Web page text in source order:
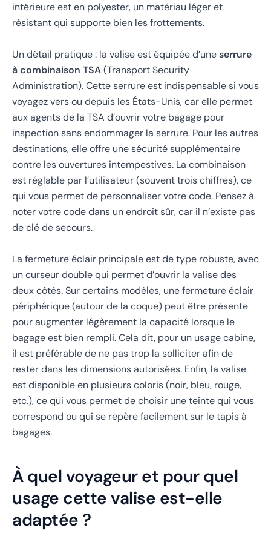
intérieure est en polyester, un matériau léger et
résistant qui supporte bien les frottements.
Un détail pratique : la valise est équipée d’uneserrure
à combinaison TSA(Transport Security
Administration). Cette serrure est indispensable si vous
voyagez vers ou depuis les États-Unis, car elle permet
aux agents de la TSA d’ouvrir votre bagage pour
inspection sans endommager la serrure. Pour les autres
destinations, elle offre une sécurité supplémentaire
contre les ouvertures intempestives. La combinaison
est réglable par l’utilisateur (souvent trois chiffres), ce
qui vous permet de personnaliser votre code. Pensez à
noter votre code dans un endroit sûr, car il n’existe pas
de clé de secours.
La fermeture éclair principale est de type robuste, avec
un curseur double qui permet d’ouvrir la valise des
deux côtés. Sur certains modèles, une fermeture éclair
périphérique (autour de la coque) peut être présente
pour augmenter légèrement la capacité lorsque le
bagage est bien rempli. Cela dit, pour un usage cabine,
il est préférable de ne pas trop la solliciter afin de
rester dans les dimensions autorisées. Enfin, la valise
est disponible en plusieurs coloris (noir, bleu, rouge,
etc.), ce qui vous permet de choisir une teinte qui vous
correspond ou qui se repère facilement sur le tapis à
bagages.
À quel voyageur et pour quel
usage cette valise est-elle
adaptée ?